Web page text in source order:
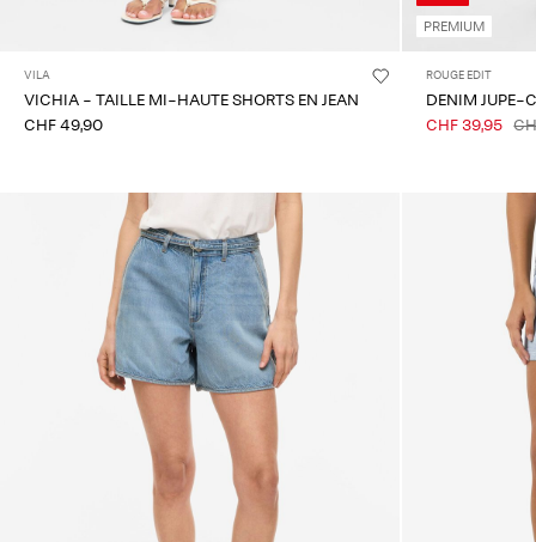
VILA
VICHIA - TAILLE MI-HAUTE SHORTS EN JEAN
CHF 49,90
PREMIUM
ROUGE EDIT
DENIM JUPE-
CHF 39,95